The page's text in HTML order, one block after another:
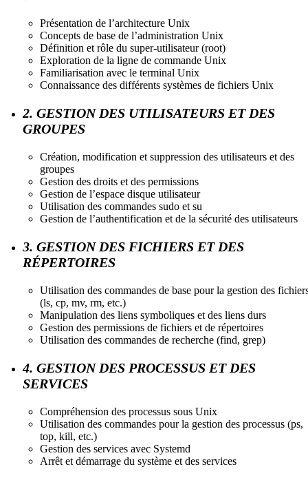
Présentation de l’architecture Unix
Concepts de base de l’administration Unix
Définition et rôle du super-utilisateur (root)
Exploration de la ligne de commande Unix
Familiarisation avec le terminal Unix
Connaissance des différents systèmes de fichiers Unix
2. GESTION DES UTILISATEURS ET DES
GROUPES
Création, modification et suppression des utilisateurs et des
groupes
Gestion des droits et des permissions
Gestion de l’espace disque utilisateur
Utilisation des commandes sudo et su
Gestion de l’authentification et de la sécurité des utilisateurs
3. GESTION DES FICHIERS ET DES
RÉPERTOIRES
Utilisation des commandes de base pour la gestion des
(ls, cp, mv, rm, etc.)
Manipulation des liens symboliques et des liens durs
Gestion des permissions de fichiers et de répertoires
Utilisation des commandes de recherche (find, grep)
4. GESTION DES PROCESSUS ET DES
SERVICES
Compréhension des processus sous Unix
Utilisation des commandes pour la gestion des processus (ps,
top, kill, etc.)
Gestion des services avec Systemd
Arrêt et démarrage du système et des services